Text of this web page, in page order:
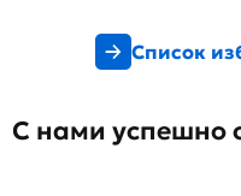
Список
С нами успешно